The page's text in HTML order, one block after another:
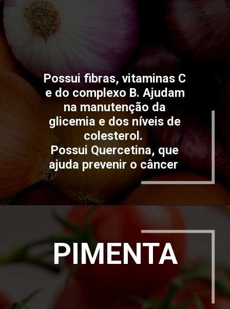
Possui fibras, vitaminas C
e do complexo B. Ajudam
na manutenção da
glicemia e dos níveis de
colesterol.
Possui Quercetina, que
ajuda prevenir o câncer
PIMENTA